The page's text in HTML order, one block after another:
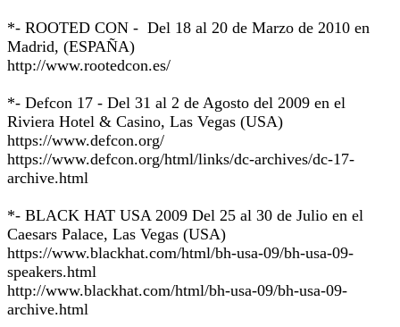
*- ROOTED CON - Del 18 al 20 de Marzo de 2010 en
Madrid, (ESPAÑA)
http://www.rootedcon.es/
*- Defcon 17 - Del 31 al 2 de Agosto del 2009 en el
Riviera Hotel & Casino, Las Vegas (USA)
https://www.defcon.org/
https://www.defcon.org/html/links/dc-archives/dc-17-
archive.html
*- BLACK HAT USA 2009 Del 25 al 30 de Julio en el
Caesars Palace, Las Vegas (USA)
https://www.blackhat.com/html/bh-usa-09/bh-usa-09-
speakers.html
http://www.blackhat.com/html/bh-usa-09/bh-usa-09-
archive.html